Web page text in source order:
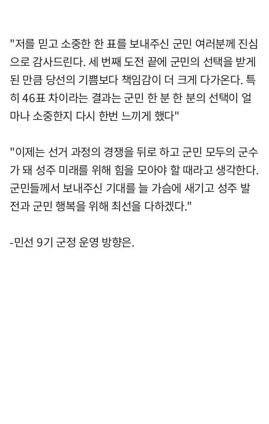
"저를 믿고 소중한 한 표를 보내주신 군민 여러분께 진심
으로 감사드린다. 세 번째 도전 끝에 군민의 선택을 받게
된 만큼 당선의 기쁨보다 책임감이 더 크게 다가온다. 특
히 46표 차이라는 결과는 군민 한 분 한 분의 선택이 얼
마나 소중한지 다시 한번 느끼게 했다"
"이제는 선거 과정의 경쟁을 뒤로 하고 군민 모두의 군수
가 돼 성주 미래를 위해 힘을 모아야 할 때라고 생각한다.
군민들께서 보내주신 기대를 늘 가슴에 새기고 성주 발
전과 군민 행복을 위해 최선을 다하겠다."
-민선 9기 군정 운영 방향은.